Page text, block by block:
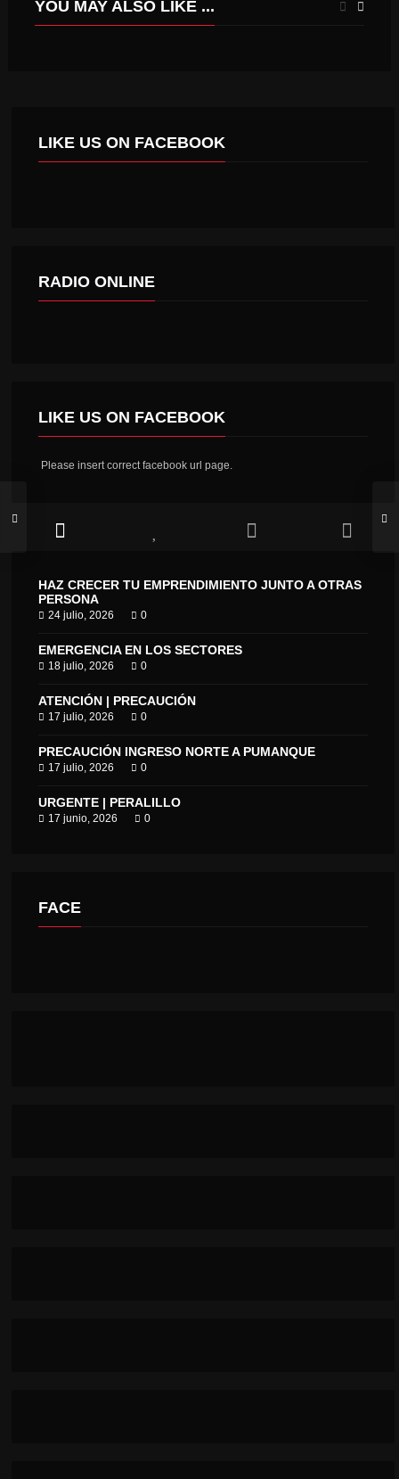
YOU MAY ALSO LIKE ...
LIKE US ON FACEBOOK
RADIO ONLINE
LIKE US ON FACEBOOK
Please insert correct facebook url page.
HAZ CRECER TU EMPRENDIMIENTO JUNTO A OTRAS
PERSONA
24 julio, 2026 0
EMERGENCIA EN LOS SECTORES
18 julio, 2026 0
ATENCIÓN | PRECAUCIÓN
17 julio, 2026 0
PRECAUCIÓN INGRESO NORTE A PUMANQUE
17 julio, 2026 0
URGENTE | PERALILLO
17 junio, 2026 0
FACE